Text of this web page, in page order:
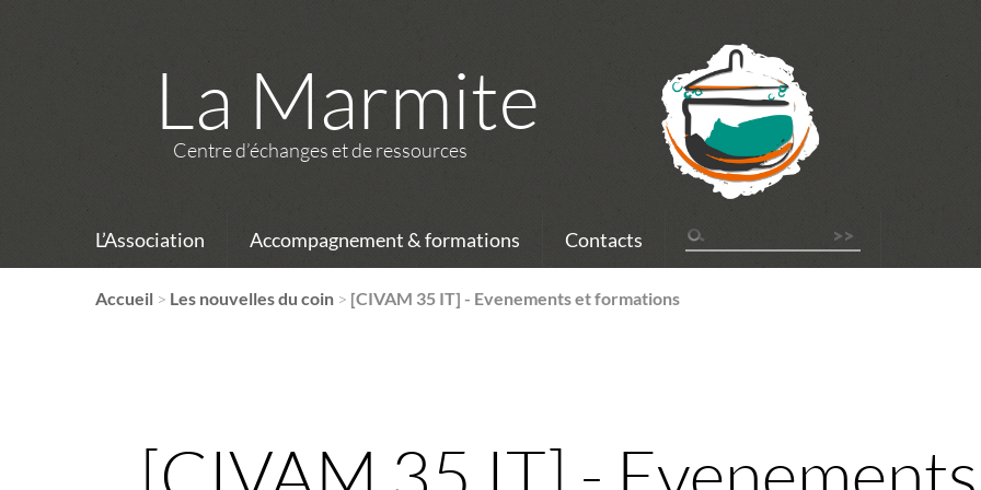
La Marmite
Centre d’échanges et de ressources
L’Association Accompagnement & formations Contacts
Accueil > Les nouvelles du coin > [CIVAM 35 IT] - Evenements et formations